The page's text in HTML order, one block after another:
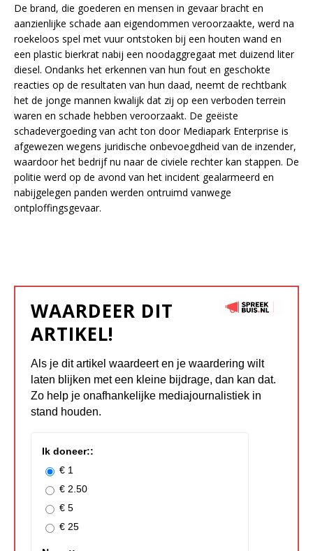
De brand, die goederen en mensen in gevaar bracht en
aanzienlijke schade aan eigendommen veroorzaakte, werd na
roekeloos spel met vuur ontstoken bij een houten wand en
een plastic bierkrat nabij een noodaggregaat met duizend liter
diesel. Ondanks het erkennen van hun fout en geschokte
reacties op de resultaten van hun daad, neemt de rechtbank
het de jonge mannen kwalijk dat zij op een verboden terrein
waren en schade hebben veroorzaakt. De geëiste
schadevergoeding van acht ton door Mediapark Enterprise is
afgewezen wegens juridische onbevoegdheid van de inzender,
waardoor het bedrijf nu naar de civiele rechter kan stappen. De
politie werd op de avond van het incident gealarmeerd en
nabijgelegen panden werden ontruimd vanwege
ontploffingsgevaar.
WAARDEER DIT
ARTIKEL!
Als je dit artikel waardeert en je waardering wilt
laten blijken met een kleine bijdrage, dan kan dat.
Zo help je onafhankelijke mediajournalistiek in
stand houden.
Ik doneer::
€ 1
€ 2.50
€ 5
€ 25